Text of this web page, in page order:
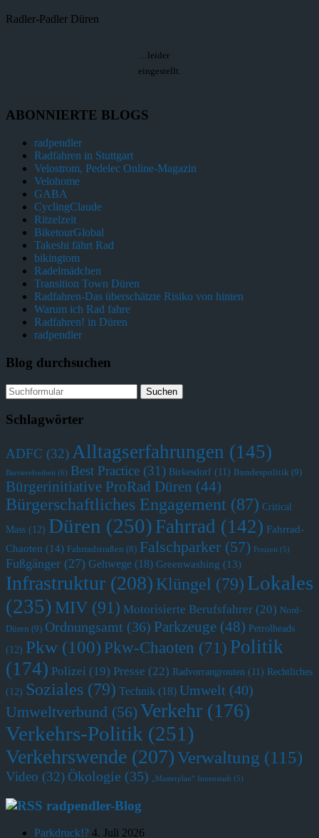
Radler-Padler Düren
…leider
eingestellt.
ABONNIERTE BLOGS
radpendler
Radfahren in Stuttgart
Velostrom, Pedelec Online-Magazin
Velohome
GABA
CyclingClaude
Ritzelzeit
BiketourGlobal
Takeshi fährt Rad
bikingtom
Radelmädchen
Transition Town Düren
Radfahren-Das überschätzte Risiko von hinten
Warum ich Rad fahre
Radfahren! in Düren
radpendler
Blog durchsuchen
Schlagwörter
ADFC (32)Alltagserfahrungen (145)
Barrierefreiheit (6) Best Practice (31) Birkesdorf (11) Bundespolitik (9)
Bürgerinitiative ProRad Düren (44)
Bürgerschaftliches Engagement (87) Critical
Mass (12) Düren (250) Fahrrad (142) Fahrrad-
Chaoten (14) Fahrradstraßen (8) Falschparker (57) Freizeit (5)
Fußgänger (27) Gehwege (18) Greenwashing (13)
Infrastruktur (208) Klüngel (79) Lokales
(235) MIV (91) Motorisierte Berufsfahrer (20) Nord-
Düren (9) Ordnungsamt (36) Parkzeuge (48) Petrolheads
(12) Pkw (100) Pkw-Chaoten (71) Politik
(174) Polizei (19) Presse (22) Radvorrangrouten (11) Rechtliches
(12) Soziales (79) Technik (18) Umwelt (40)
Umweltverbund (56)Verkehr (176)
Verkehrs-Politik (251)
Verkehrswende (207)Verwaltung (115)
Video (32) Ökologie (35) „Masterplan“ Innenstadt (5)
radpendler-Blog
Parkdruck!? 4. Juli 2026